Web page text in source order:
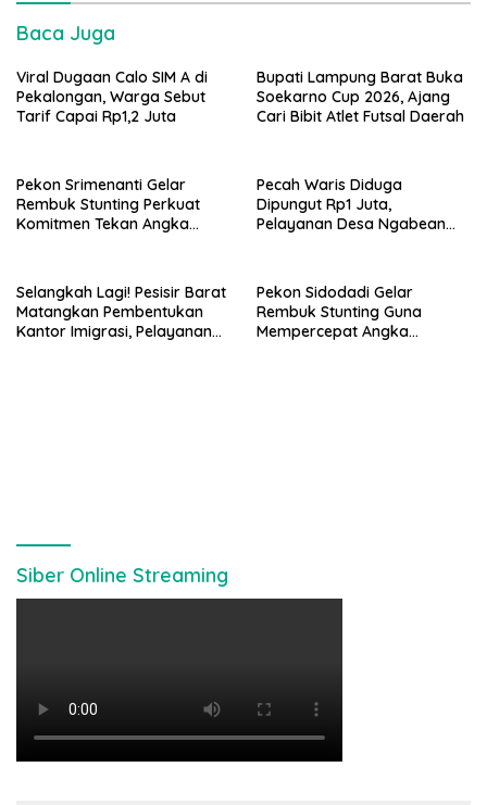
Baca Juga
Viral Dugaan Calo SIM A di
Pekalongan, Warga Sebut
Tarif Capai Rp1,2 Juta
Bupati Lampung Barat Buka
Soekarno Cup 2026, Ajang
Cari Bibit Atlet Futsal Daerah
Pekon Srimenanti Gelar
Rembuk Stunting Perkuat
Komitmen Tekan Angka
Pecah Waris Diduga
Dipungut Rp1 Juta,
Pelayanan Desa Ngabean
Selangkah Lagi! Pesisir Barat
Matangkan Pembentukan
Kantor Imigrasi, Pelayanan
Pekon Sidodadi Gelar
Rembuk Stunting Guna
Mempercepat Angka
Siber Online Streaming